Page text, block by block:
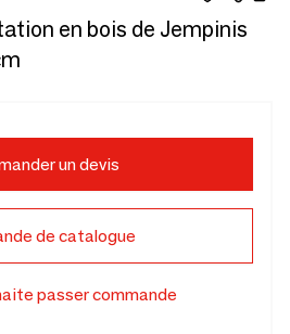
en bois de Jempinis
un devis
de catalogue
passer commande